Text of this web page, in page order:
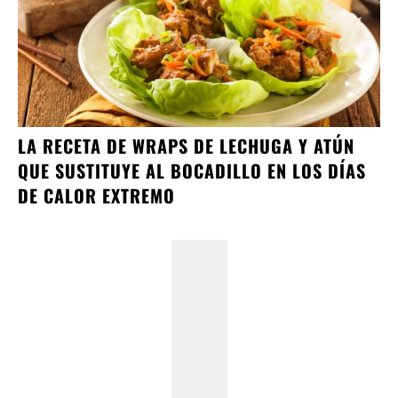
LA RECETA DE WRAPS DE LECHUGA Y ATÚN
QUE SUSTITUYE AL BOCADILLO EN LOS DÍAS
DE CALOR EXTREMO